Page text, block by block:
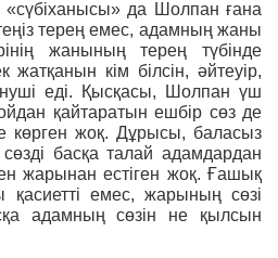
да Шолпан ғана
терең емес, адамның жаны
жанының терең түбінде
жатқанын кім білсін, әйтеуір,
еді. Қысқасы, Шолпан үш
қайтаратын ешбір сөз де
көрген жоқ. Дұрысы, баласыз
басқа талай адамдардан
жарынан естіген жоқ. Ғашық
емес, жарының сөзі
адамның сөзін не қылсын